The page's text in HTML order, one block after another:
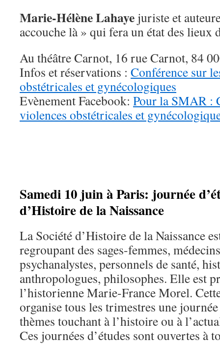
Marie-Hélène Lahaye juriste et
accouche là » qui fera un état des lieux
Au théâtre Carnot, 16 rue Carnot, 84
Infos et réservations : Conférence sur
obstétricales et gynécologiques
Evènement Facebook: Pour la SMAR :
violences obstétricales et
Samedi 10 juin à Paris: journée
d’Histoire de la Naissance
La Société d’Histoire de la Naissance
regroupant des sages-femmes,
psychanalystes, personnels de santé,
anthropologues, philosophes. Elle est
l’historienne Marie-France Morel.
organise tous les trimestres une
thèmes touchant à l’histoire ou à
Ces journées d’études sont ouvertes à